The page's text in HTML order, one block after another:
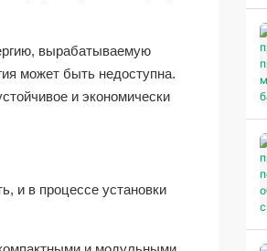
вырабатываемую
может быть недоступна.
и экономически
и в процессе установки